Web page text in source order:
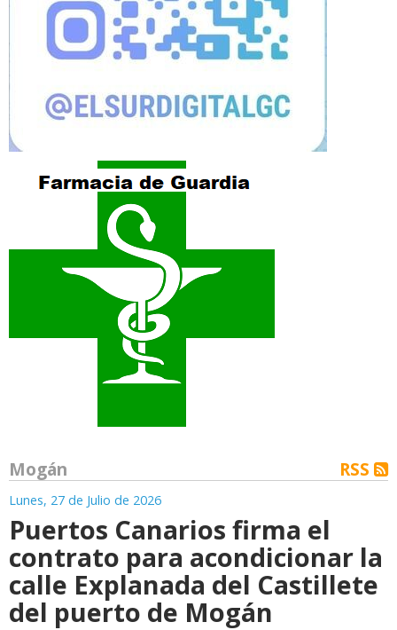
Mogán RSS
Lunes, 27 de Julio de 2026
Puertos Canarios firma el
contrato para acondicionar la
calle Explanada del Castillete
del puerto de Mogán